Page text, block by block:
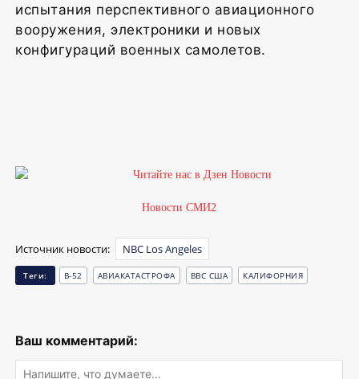
испытания перспективного авиационного
вооружения, электроники и новых
конфигураций военных самолетов.
Новости СМИ2
Источник новости: NBC Los Angeles
Теги: B-52 АВИАКАТАСТРОФА ВВС США КАЛИФОРНИЯ
Ваш комментарий: